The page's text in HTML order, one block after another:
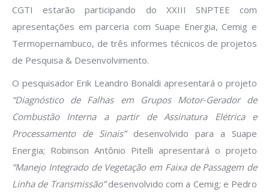
CGTI estarão participando do XXIII SNPTEE com
apresentações em parceria com Suape Energia, Cemig e
Termopernambuco, de três informes técnicos de projetos
de Pesquisa & Desenvolvimento.
O pesquisador Erik Leandro Bonaldi apresentará o projeto
“Diagnóstico de Falhas em Grupos Motor‐Gerador de
Combustão Interna a partir de Assinatura Elétrica e
Processamento de Sinais”desenvolvido para a Suape
Energia; Robinson Antônio Pitelli apresentará o projeto
“Manejo Integrado de Vegetação em Faixa de Passagem de
Linha de Transmissão”desenvolvido com a Cemig; e Pedro